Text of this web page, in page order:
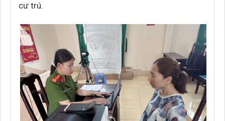
cư trú.